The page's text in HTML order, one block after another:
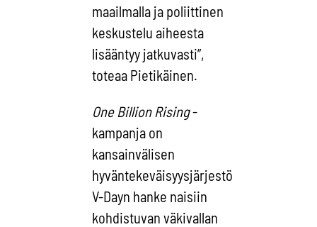
maailmalla ja poliittinen
keskustelu aiheesta
lisääntyy jatkuvasti”,
toteaa Pietikäinen.
One Billion Rising-
kampanja on
kansainvälisen
hyväntekeväisyysjärjestö
V-Dayn hanke naisiin
kohdistuvan väkivallan